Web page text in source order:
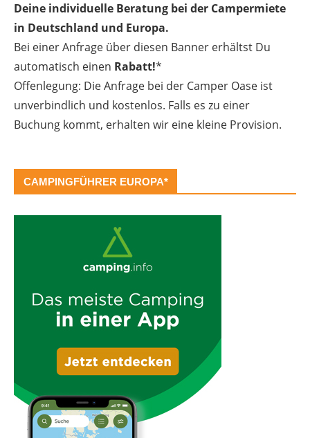
Deine individuelle Beratung bei der Campermiete
in Deutschland und Europa.
Bei einer Anfrage über diesen Banner erhältst Du
automatisch einen Rabatt!*
Offenlegung: Die Anfrage bei der Camper Oase ist
unverbindlich und kostenlos. Falls es zu einer
Buchung kommt, erhalten wir eine kleine Provision.
CAMPINGFÜHRER EUROPA*